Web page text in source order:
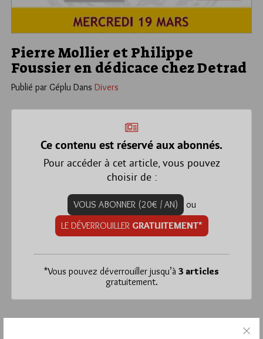
Pierre Mollier et Philippe
Foussier en dédicace chez Detrad
Publié par Géplu Dans Divers
Ce contenu est réservé aux abonnés.
Pour accéder à cet article, vous pouvez
choisir de :
VOUS ABONNER (20€ / AN)
ou
LE DÉVERROUILLER GRATUITEMENT*
*Vous pouvez déverrouiller jusqu’à 3 articles
gratuitement.